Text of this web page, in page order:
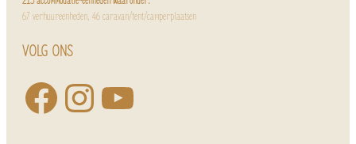
67 verhuureenheden, 46 caravan/tent/camperplaatsen
VOLG ONS